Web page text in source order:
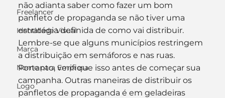
Freelancer
Identidade Visual
Marca
Nome para Empresa
Logo
não adianta saber como fazer um bom
panfleto de propaganda se não tiver uma
estratégia definida de como vai distribuir.
Lembre-se que alguns municípios restringem
a distribuição em semáforos e nas ruas.
Portanto, verifique isso antes de começar sua
campanha. Outras maneiras de distribuir os
panfletos de propaganda é em geladeiras